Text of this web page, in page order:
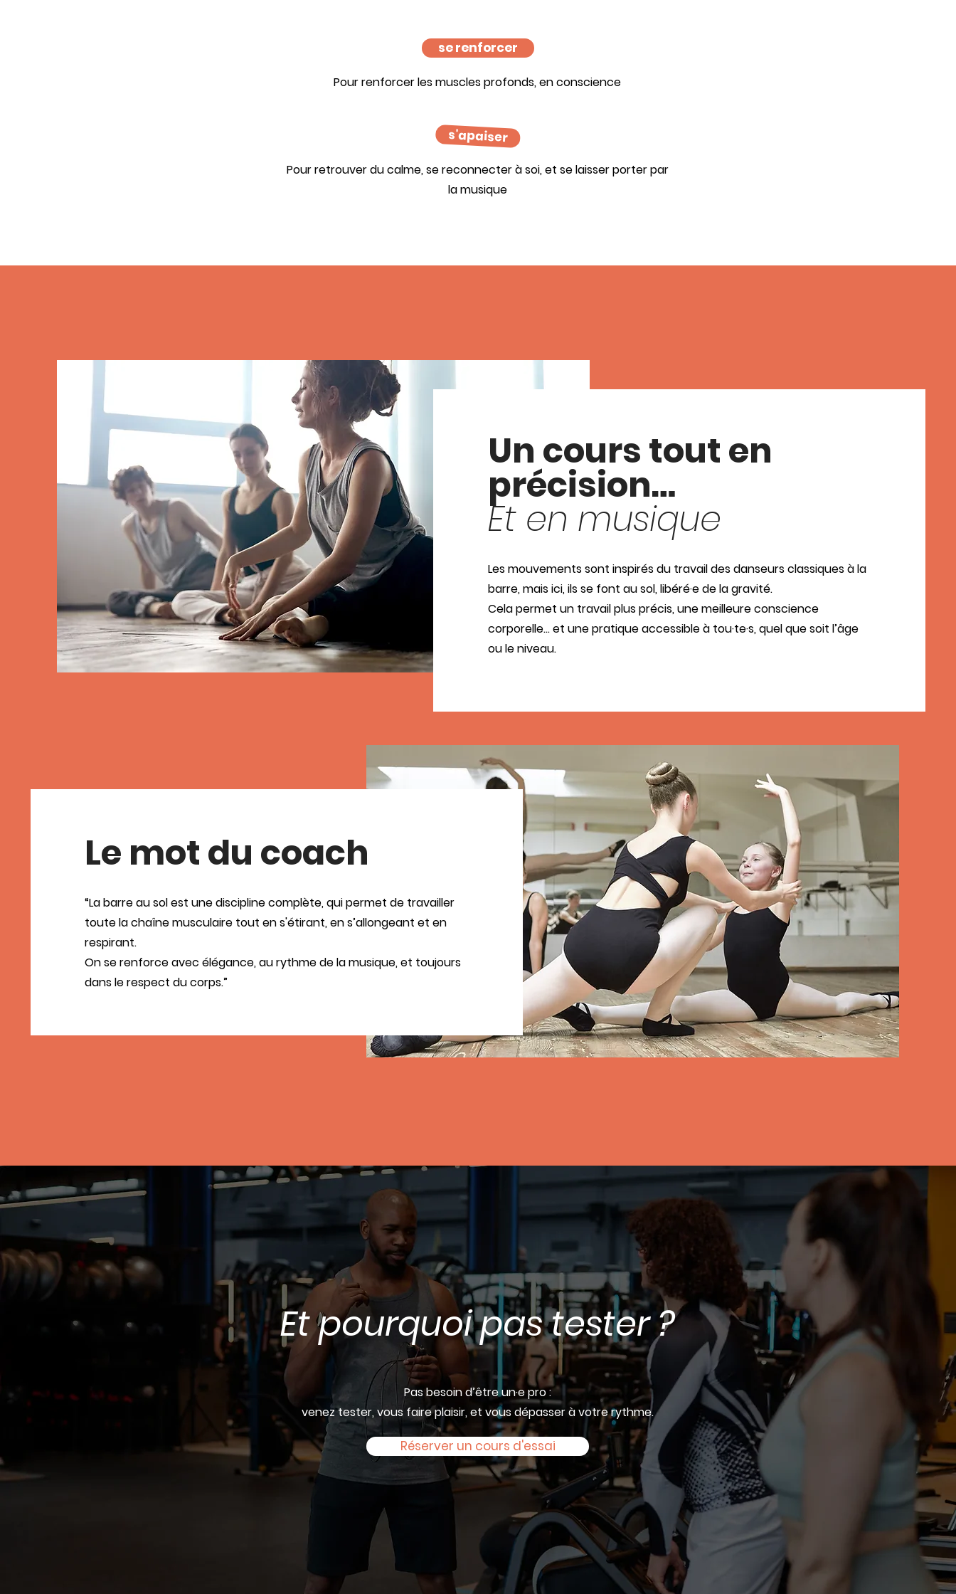
se renforcer
Pour renforcer les muscles profonds, en conscience
s'apaiser
Pour retrouver du calme, se reconnecter à soi, et se laisser porter par
la musique
Un cours tout en
précision…
Et en musique
Les mouvements sont inspirés du travail des danseurs classiques à la
barre, mais ici, ils se font au sol, libéré·e de la gravité.
Cela permet un travail plus précis, une meilleure conscience
corporelle… et une pratique accessible à tou·te·s, quel que soit l’âge
ou le niveau.
Le mot du coach
“La barre au sol est une discipline complète, qui permet de travailler
toute la chaîne musculaire tout en s'étirant, en s’allongeant et en
respirant.
On se renforce avec élégance, au rythme de la musique, et toujours
dans le respect du corps.”
Et pourquoi pas tester ?
Pas besoin d’être un·e pro :
venez tester, vous faire plaisir, et vous dépasser à votre rythme.
Réserver un cours d'essai